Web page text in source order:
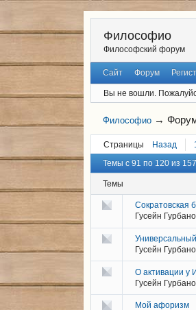
Философио
Философский форум
Сайт Форум
Вы не вошли.
Философио →
Страницы Назад 1
Темы с 91 по 120 из 157
Темы
Сократовская
Гусейн
Гусейн
О активации у
Гусейн
Мой афоризм